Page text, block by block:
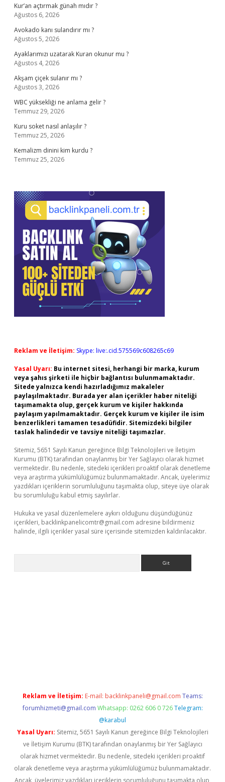
Kur’an açtırmak günah mıdır ?
Ağustos 6, 2026
Avokado kanı sulandırır mı ?
Ağustos 5, 2026
Ayaklarımızı uzatarak Kuran okunur mu ?
Ağustos 4, 2026
Akşam çiçek sulanır mı ?
Ağustos 3, 2026
WBC yüksekliği ne anlama gelir ?
Temmuz 29, 2026
Kuru soket nasıl anlaşılır ?
Temmuz 25, 2026
Kemalizm dinini kim kurdu ?
Temmuz 25, 2026
Reklam ve İletişim: Skype: live:.cid.575569c608265c69
Yasal Uyarı: Bu internet sitesi, herhangi bir marka, kurum
veya şahıs şirketi ile hiçbir bağlantısı bulunmamaktadır.
Sitede yalnızca kendi hazırladığımız makaleler
paylaşılmaktadır. Burada yer alan içerikler haber niteliği
taşımamakta olup, gerçek kurum ve kişiler hakkında
paylaşım yapılmamaktadır. Gerçek kurum ve kişiler ile isim
benzerlikleri tamamen tesadüfidir. Sitemizdeki bilgiler
taslak halindedir ve tavsiye niteliği taşımazlar.
Sitemiz, 5651 Sayılı Kanun gereğince Bilgi Teknolojileri ve İletişim
Kurumu (BTK) tarafından onaylanmış bir Yer Sağlayıcı olarak hizmet
vermektedir. Bu nedenle, sitedeki içerikleri proaktif olarak denetleme
veya araştırma yükümlülüğümüz bulunmamaktadır. Ancak, üyelerimiz
yazdıkları içeriklerin sorumluluğunu taşımakta olup, siteye üye olarak
bu sorumluluğu kabul etmiş sayılırlar.
Hukuka ve yasal düzenlemelere aykırı olduğunu düşündüğünüz
içerikleri, backlinkpanelicomtr@gmail.com adresine bildirmeniz
halinde, ilgili içerikler yasal süre içerisinde sitemizden kaldırılacaktır.
Reklam ve İletişim: E-mail: backlinkpaneli@gmail.com Teams:
forumhizmeti@gmail.com Whatsapp: 0262 606 0 726 Telegram:
@karabul
Yasal Uyarı: Sitemiz, 5651 Sayılı Kanun gereğince Bilgi Teknolojileri
ve İletişim Kurumu (BTK) tarafından onaylanmış bir Yer Sağlayıcı
olarak hizmet vermektedir. Bu nedenle, sitedeki içerikleri proaktif
olarak denetleme veya araştırma yükümlülüğümüz bulunmamaktadır.
Ancak, üyelerimiz yazdıkları içeriklerin sorumluluğunu taşımakta olup,